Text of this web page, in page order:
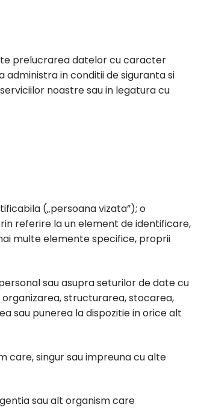
prelucrarea datelor cu caracter
administra in conditii de siguranta si
noastre sau in legatura cu
(„persoana vizata”); o
referire la un element de identificare,
multe elemente specifice, proprii
sau asupra seturilor de date cu
structurarea, stocarea,
sau punerea la dispozitie in orice alt
care, singur sau impreuna cu alte
sau alt organism care